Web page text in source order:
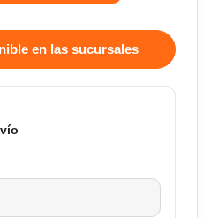
en las sucursales